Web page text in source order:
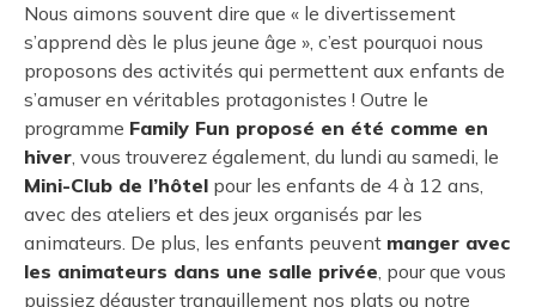
Nous aimons souvent dire que « le divertissement
s’apprend dès le plus jeune âge », c’est pourquoi nous
proposons des activités qui permettent aux enfants de
s’amuser en véritables protagonistes ! Outre le
programme Family Fun proposé en été comme en
hiver, vous trouverez également, du lundi au samedi, le
Mini-Club de l’hôtel pour les enfants de 4 à 12 ans,
avec des ateliers et des jeux organisés par les
animateurs. De plus, les enfants peuvent manger avec
les animateurs dans une salle privée, pour que vous
puissiez déguster tranquillement nos plats ou notre